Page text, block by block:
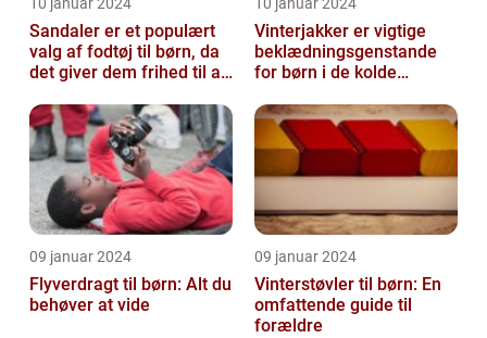
Sandaler er et populært
valg af fodtøj til børn, da
det giver dem frihed til at
Vinterjakker er vigtige
beklædningsgenstande
for børn i de kolde
09 januar 2024
Flyverdragt til børn: Alt du
behøver at vide
09 januar 2024
Vinterstøvler til børn: En
omfattende guide til
forældre